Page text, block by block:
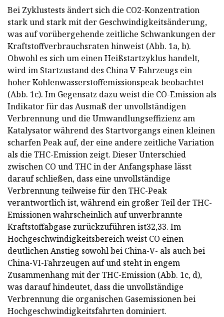
Bei Zyklustests ändert sich die CO2-Konzentration
stark und stark mit der Geschwindigkeitsänderung,
was auf vorübergehende zeitliche Schwankungen der
Kraftstoffverbrauchsraten hinweist (Abb. 1a, b).
Obwohl es sich um einen Heißstartzyklus handelt,
wird im Startzustand des China V-Fahrzeugs ein
hoher Kohlenwasserstoffemissionspeak beobachtet
(Abb. 1c). Im Gegensatz dazu weist die CO-Emission als
Indikator für das Ausmaß der unvollständigen
Verbrennung und die Umwandlungseffizienz am
Katalysator während des Startvorgangs einen kleinen
scharfen Peak auf, der eine andere zeitliche Variation
als die THC-Emission zeigt. Dieser Unterschied
zwischen CO und THC in der Anfangsphase lässt
darauf schließen, dass eine unvollständige
Verbrennung teilweise für den THC-Peak
verantwortlich ist, während ein großer Teil der THC-
Emissionen wahrscheinlich auf unverbrannte
Kraftstoffabgase zurückzuführen ist32,33. Im
Hochgeschwindigkeitsbereich weist CO einen
deutlichen Anstieg sowohl bei China-V- als auch bei
China-VI-Fahrzeugen auf und steht in engem
Zusammenhang mit der THC-Emission (Abb. 1c, d),
was darauf hindeutet, dass die unvollständige
Verbrennung die organischen Gasemissionen bei
Hochgeschwindigkeitsfahrten dominiert.